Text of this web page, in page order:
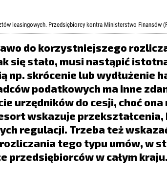
leasingowych. Przedsiębiorcy kontra Ministerstwo Finansów
do korzystniejszego
się stało, musi nastąpić
np. skrócenie lub wydłużenie
podatkowych ma inne
urzędników do cesji, choć
wskazuje
regulacji. Trzeba też
tego typu umów, w
przedsiębiorców w całym kraju.